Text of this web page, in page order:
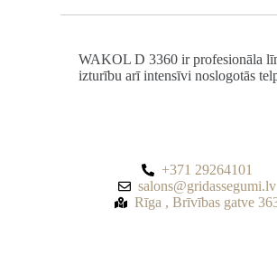
WAKOL D 3360 ir profesionāla
izturību arī intensīvi noslogotās
+371 29264101
salons@gridassegumi.lv
Rīga , Brīvības gatve